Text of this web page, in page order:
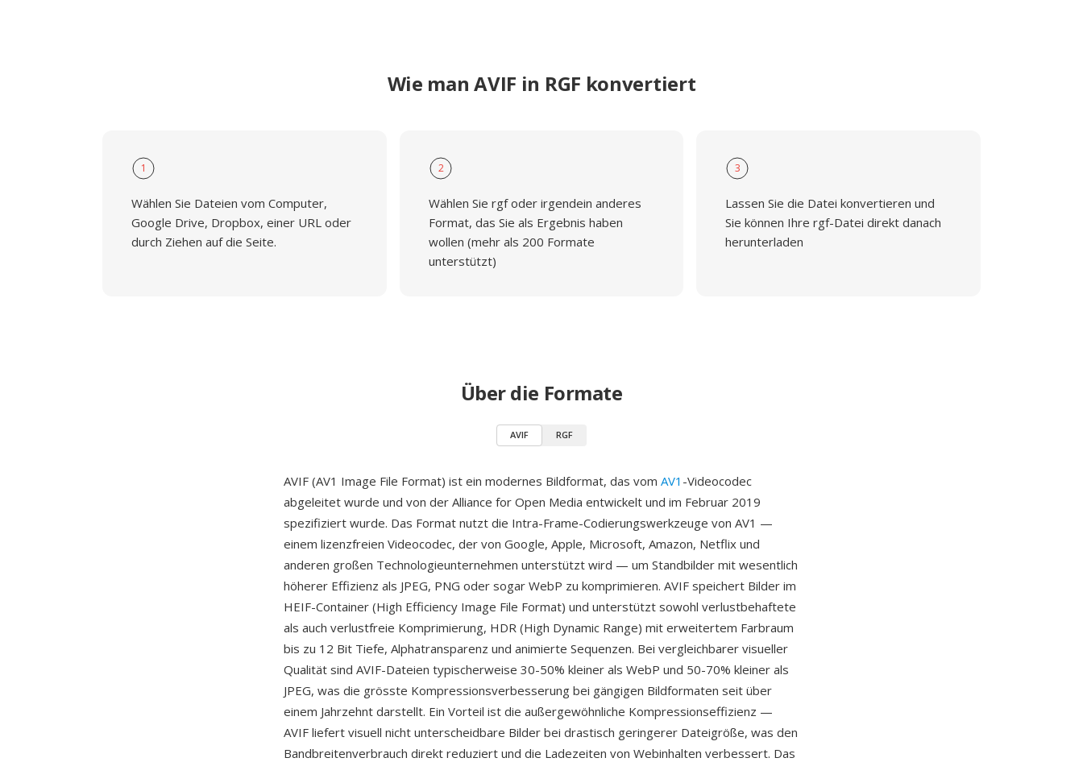
Wie man AVIF in RGF konvertiert
1
Wählen Sie Dateien vom Computer,
Google Drive, Dropbox, einer URL oder
durch Ziehen auf die Seite.
2
Wählen Sie rgf oder irgendein anderes
Format, das Sie als Ergebnis haben
wollen (mehr als 200 Formate
unterstützt)
3
Lassen Sie die Datei konvertieren und
Sie können Ihre rgf-Datei direkt danach
herunterladen
Über die Formate
AVIF RGF
AVIF (AV1 Image File Format) ist ein modernes Bildformat, das vom AV1 -Videocodec
abgeleitet wurde und von der Alliance for Open Media entwickelt und im Februar 2019
spezifiziert wurde. Das Format nutzt die Intra-Frame-Codierungswerkzeuge von AV1 —
einem lizenzfreien Videocodec, der von Google, Apple, Microsoft, Amazon, Netflix und
anderen großen Technologieunternehmen unterstützt wird — um Standbilder mit wesentlich
höherer Effizienz als JPEG, PNG oder sogar WebP zu komprimieren. AVIF speichert Bilder im
HEIF-Container (High Efficiency Image File Format) und unterstützt sowohl verlustbehaftete
als auch verlustfreie Komprimierung, HDR (High Dynamic Range) mit erweitertem Farbraum
bis zu 12 Bit Tiefe, Alphatransparenz und animierte Sequenzen. Bei vergleichbarer visueller
Qualität sind AVIF-Dateien typischerweise 30-50% kleiner als WebP und 50-70% kleiner als
JPEG, was die grösste Kompressionsverbesserung bei gängigen Bildformaten seit über
einem Jahrzehnt darstellt. Ein Vorteil ist die außergewöhnliche Kompressionseffizienz —
AVIF liefert visuell nicht unterscheidbare Bilder bei drastisch geringerer Dateigröße, was den
Bandbreitenverbrauch direkt reduziert und die Ladezeiten von Webinhalten verbessert. Das